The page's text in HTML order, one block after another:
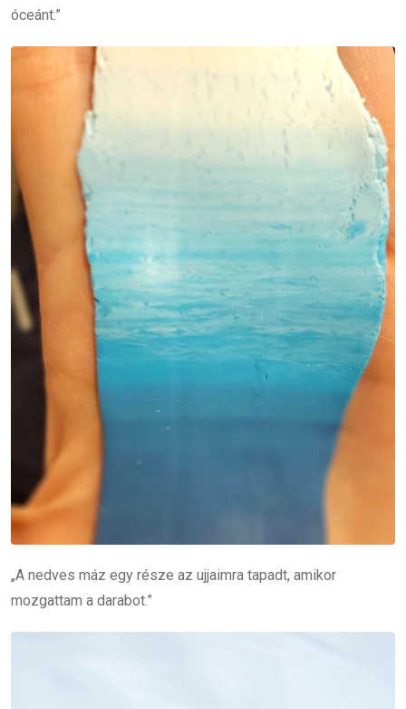
óceánt.”
„A nedves máz egy része az ujjaimra tapadt, amikor
mozgattam a darabot.”